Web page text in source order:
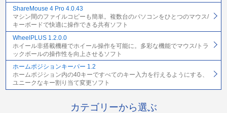
ShareMouse 4 Pro 4.0.43
マシン間のファイルコピーも簡単。複数台のパソコンをひとつのマウス/
キーボードで快適に操作できる共有ソフト
WheelPLUS 1.2.0.0
ホイール非搭載機種でホイール操作を可能に。多彩な機能でマウス/トラ
ックボールの操作性を向上させるソフト
ホームポジションキーパー 1.2
ホームポジション内の40キーですべてのキー入力を行えるようにする、
ユニークなキー割り当て変更ソフト
カテゴリーから選ぶ